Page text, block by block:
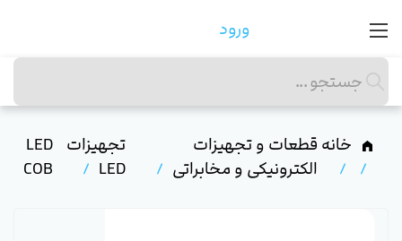
ورود
خانه قطعات و تجهیزات
الکترونیکی و مخابراتی
تجهیزات
LED
LED
COB